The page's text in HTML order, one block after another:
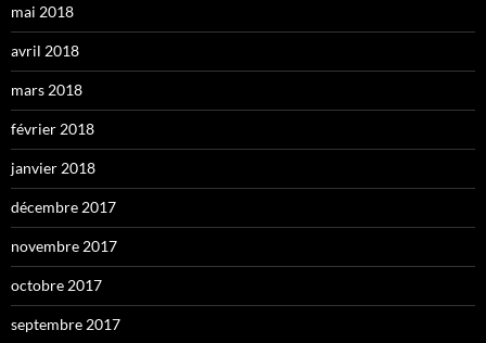
mai 2018
avril 2018
mars 2018
février 2018
janvier 2018
décembre 2017
novembre 2017
octobre 2017
septembre 2017